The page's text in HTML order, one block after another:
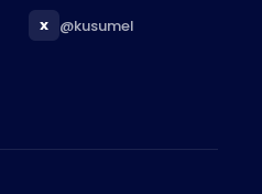
X @kusumel